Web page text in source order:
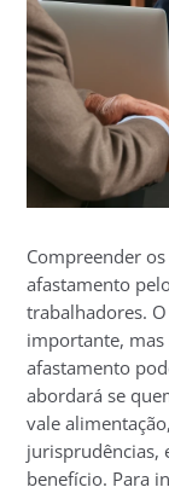
Compreender
afastamento
trabalhadores.
importante, mas
afastamento
abordará se
vale
jurisprudências,
benefício. Para